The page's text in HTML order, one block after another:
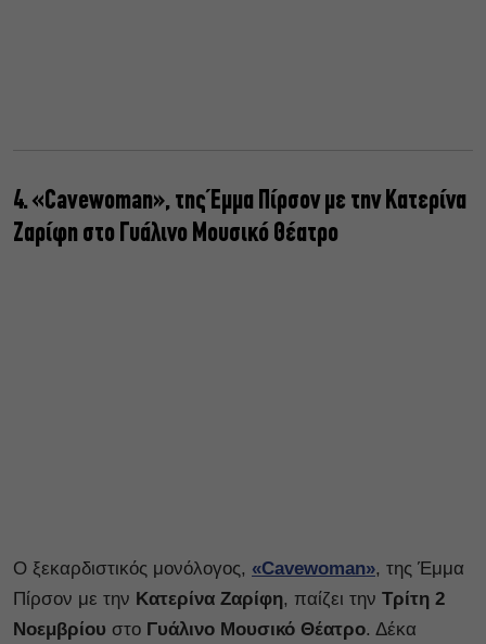
4. «Cavewoman», της Έμμα Πίρσον με την Κατερίνα
Ζαρίφη στο Γυάλινο Μουσικό Θέατρο
Ο ξεκαρδιστικός μονόλογος, «Cavewoman», της Έμμα
Πίρσον με την Κατερίνα Ζαρίφη, παίζει την Τρίτη 2
Νοεμβρίου στο Γυάλινο Μουσικό Θέατρο. Δέκα